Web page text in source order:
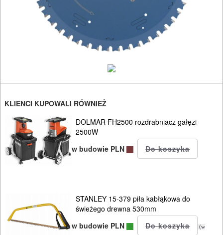
Do
młotowiertarek
udarowych
Do
nożyc
do
blach
Do
opalarek
KLIENCI KUPOWALI RÓWNIEŻ
DOLMAR FH2500 rozdrabniacz gałęzi
2500W
w budowie PLN
STANLEY 15-379 piła kabłąkowa do
świeżego drewna 530mm
w budowie PLN
(w